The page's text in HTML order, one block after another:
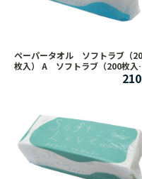
ペーパータオル ソフトラブ（
枚入） A ソフトラブ（200枚入
210